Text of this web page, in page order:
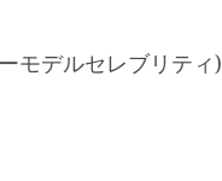
モデルセレブリティ)